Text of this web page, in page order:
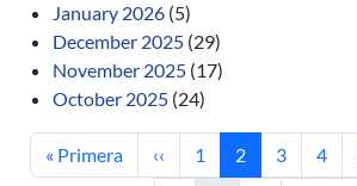
January 2026 (5)
December 2025 (29)
November 2025 (17)
October 2025 (24)
First page
« Primera Previous page
‹‹ Page
1 Current page
2 Page
3 Page
4